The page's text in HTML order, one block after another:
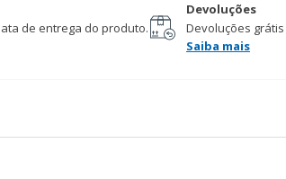
de entrega do produto.
Devoluções
Devoluções
Saiba mais